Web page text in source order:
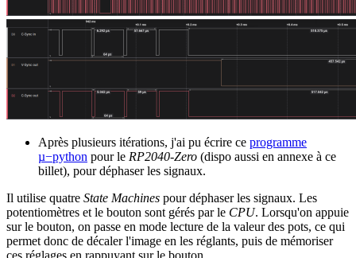
Après plusieurs itérations, j'ai pu écrire ce programme
µ−python pour le RP2040-Zero (dispo aussi en annexe à ce
billet), pour déphaser les signaux.
Il utilise quatre State Machines pour déphaser les signaux. Les
potentiomètres et le bouton sont gérés par le CPU. Lorsqu'on appuie
sur le bouton, on passe en mode lecture de la valeur des pots, ce qui
permet donc de décaler l'image en les réglants, puis de mémoriser